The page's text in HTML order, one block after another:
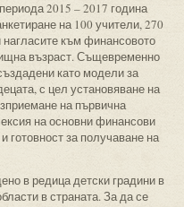
2015 – 2017 година
на 100 учители, 270
към финансовото
възраст. Същевременно
като модели за
с цел установяване на
на първична
на основни финансови
готовност за получаване на
в редица детски градини в
в страната. За да се